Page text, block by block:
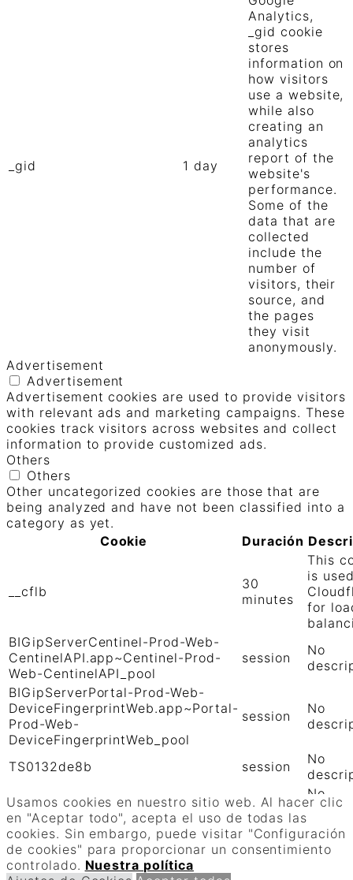
Usamos cookies en nuestro sitio web. Al hacer clic
en "Aceptar todo", acepta el uso de todas las
cookies. Sin embargo, puede visitar "Configuración
de cookies" para proporcionar un consentimiento
controlado. Nuestra política
_gid 1 day
Analytics,
_gid cookie
stores
information on
how visitors
use a website,
while also
creating an
analytics
report of the
website's
performance.
Some of the
data that are
collected
include the
number of
visitors, their
source, and
the pages
they visit
anonymously.
Advertisement
Advertisement
Advertisement cookies are used to provide visitors
with relevant ads and marketing campaigns. These
cookies track visitors across websites and collect
information to provide customized ads.
Others
Others
Other uncategorized cookies are those that are
being analyzed and have not been classified into a
category as yet.
Cookie
Duración
__cflb
30
minutes
This
is
for
BIGipServerCentinel-Prod-Web-
CentinelAPI.app~Centinel-Prod-
Web-CentinelAPI_pool
session
No
BIGipServerPortal-Prod-Web-
DeviceFingerprintWeb.app~Portal-
Prod-Web-
DeviceFingerprintWeb_pool
session
No
TS0132de8b session
No
TS01906b0c
session
No
GUARDAR Y ACEPTAR
Funciona con